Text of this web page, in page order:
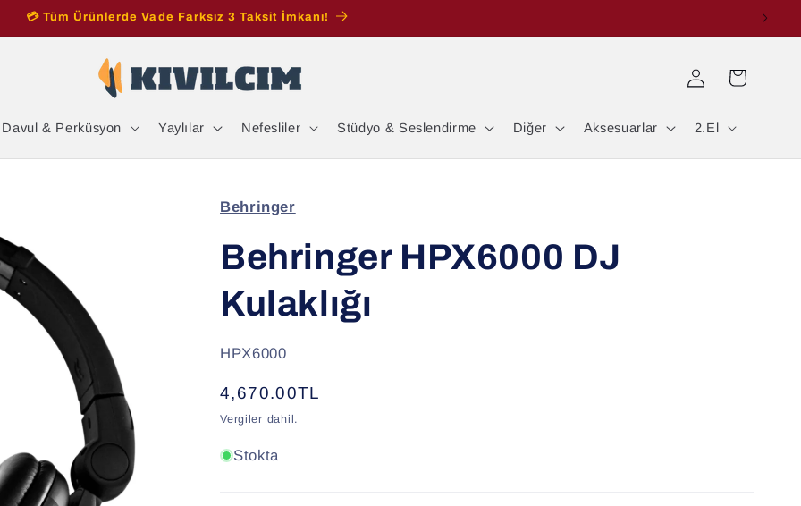
💳 Tüm Ürünlerde Vade Farksız 3 Taksit İmkanı!
Davul & Perküsyon Yaylılar Nefesliler Stüdyo & Seslendirme Diğer Aksesuarlar 2.El
Oturum
Sepet
Behringer
Behringer HPX6000 DJ
Kulaklığı
SKU:
HPX6000
Normal
fiyat
4,670.00TL
Vergiler dahil.
Stokta